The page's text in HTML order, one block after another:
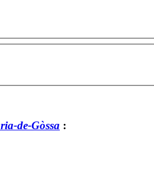
de-Gòssa :